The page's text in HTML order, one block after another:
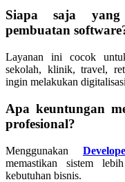
Siapa saja yang
pembuatan
Layanan ini cocok
sekolah, klinik, travel,
ingin melakukan
Apa keuntungan
profesional?
Menggunakan
memastikan sistem
kebutuhan bisnis.